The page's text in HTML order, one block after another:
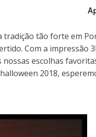
tão forte em
Com a impressão
escolhas
2018,